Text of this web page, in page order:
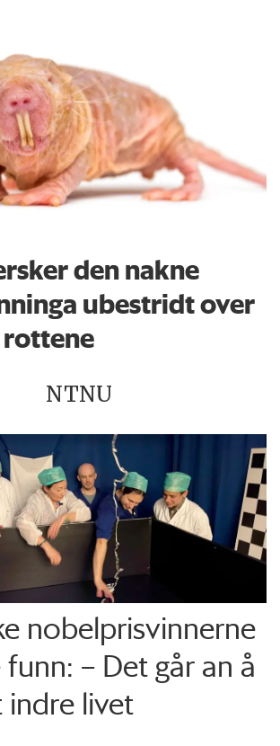
den nakne
ubestridt over
rottene
NTNU
nobelprisvinnerne
– Det går an å
indre livet